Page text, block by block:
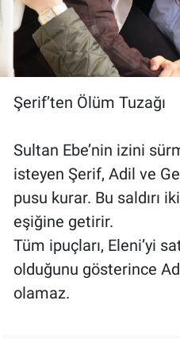
Şerif’ten Ölüm Tuzağı
Sultan Ebe’nin izini
isteyen Şerif, Adil ve
pusu kurar. Bu saldırı
eşiğine getirir.
Tüm ipuçları, Eleni’yi
olduğunu gösterince
olamaz.